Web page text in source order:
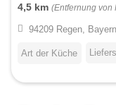
4,5 km (Entfernung von
94209 Regen,
Art der Küche